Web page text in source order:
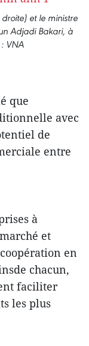
et le ministre
Adjadi Bakari, à
VNA
que
avec
de
entre
à
et
en
chacun,
faciliter
les plus